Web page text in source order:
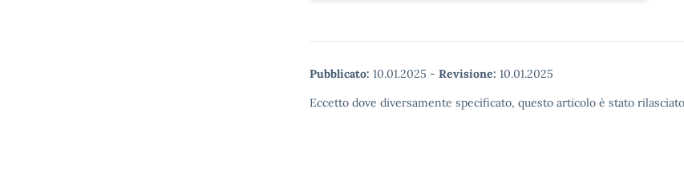
Pubblicato: 10.01.2025 - Revisione: 10.01.2025
Eccetto dove diversamente specificato, questo articolo è stato